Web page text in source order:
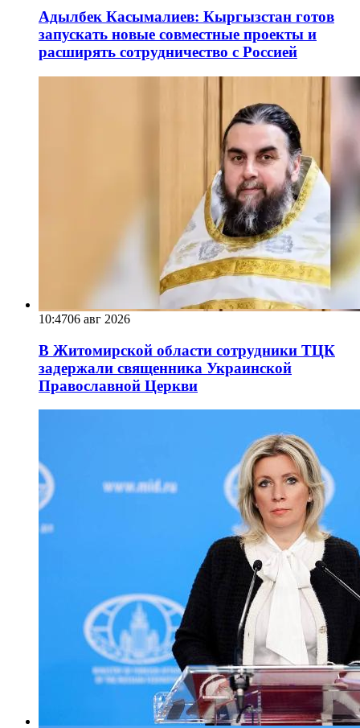
Адылбек Касымалиев: Кыргызстан готов
запускать новые совместные проекты и
расширять сотрудничество с Россией
10:4706 авг 2026
В Житомирской области сотрудники ТЦК
задержали священника Украинской
Православной Церкви